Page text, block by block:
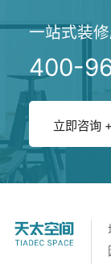
一站式装
400-
立即咨询 +